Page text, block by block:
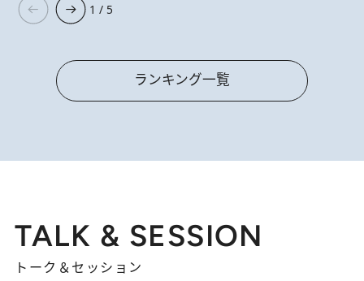
1 / 5
ランキング一覧
TALK & SESSION
トーク＆セッション